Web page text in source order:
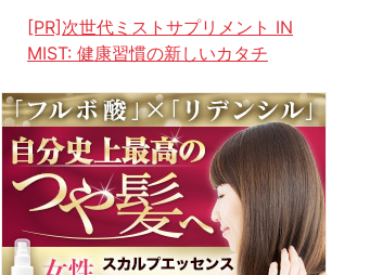
[PR]次世代ミストサプリメント IN
MIST: 健康習慣の新しいカタチ